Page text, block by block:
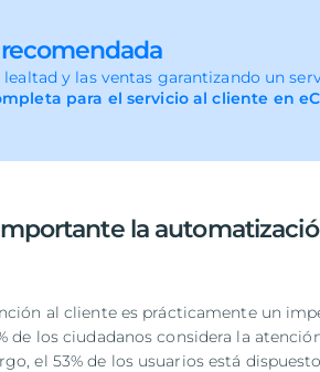
y las ventas garantizando un
para el servicio al cliente en
la
al cliente es prácticamente un
de los ciudadanos considera la
el 53% de los usuarios está